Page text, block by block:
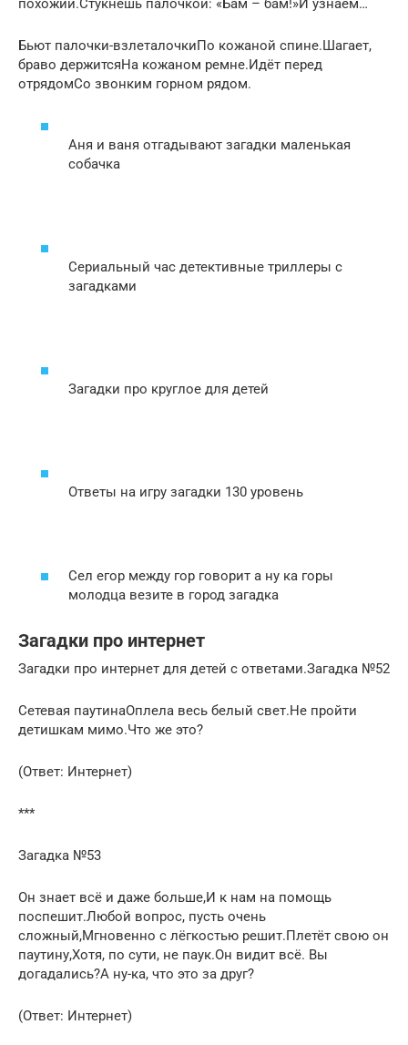
похожий.Стукнешь палочкой: «Бам – бам!»И узнаем…
Бьют палочки-взлеталочкиПо кожаной спине.Шагает,
браво держитсяНа кожаном ремне.Идёт перед
отрядомСо звонким горном рядом.
Аня и ваня отгадывают загадки маленькая
собачка
Сериальный час детективные триллеры с
загадками
Загадки про круглое для детей
Ответы на игру загадки 130 уровень
Сел егор между гор говорит а ну ка горы
молодца везите в город загадка
Загадки про интернет
Загадки про интернет для детей с ответами.Загадка №52
Сетевая паутинаОплела весь белый свет.Не пройти
детишкам мимо.Что же это?
(Ответ: Интернет)
***
Загадка №53
Он знает всё и даже больше,И к нам на помощь
поспешит.Любой вопрос, пусть очень
сложный,Мгновенно с лёгкостью решит.Плетёт свою он
паутину,Хотя, по сути, не паук.Он видит всё. Вы
догадались?А ну-ка, что это за друг?
(Ответ: Интернет)